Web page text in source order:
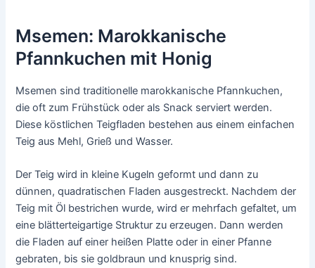
Msemen: Marokkanische
Pfannkuchen mit Honig
Msemen sind traditionelle marokkanische Pfannkuchen,
die oft zum Frühstück oder als Snack serviert werden.
Diese köstlichen Teigfladen bestehen aus einem einfachen
Teig aus Mehl, Grieß und Wasser.
Der Teig wird in kleine Kugeln geformt und dann zu
dünnen, quadratischen Fladen ausgestreckt. Nachdem der
Teig mit Öl bestrichen wurde, wird er mehrfach gefaltet, um
eine blätterteigartige Struktur zu erzeugen. Dann werden
die Fladen auf einer heißen Platte oder in einer Pfanne
gebraten, bis sie goldbraun und knusprig sind.